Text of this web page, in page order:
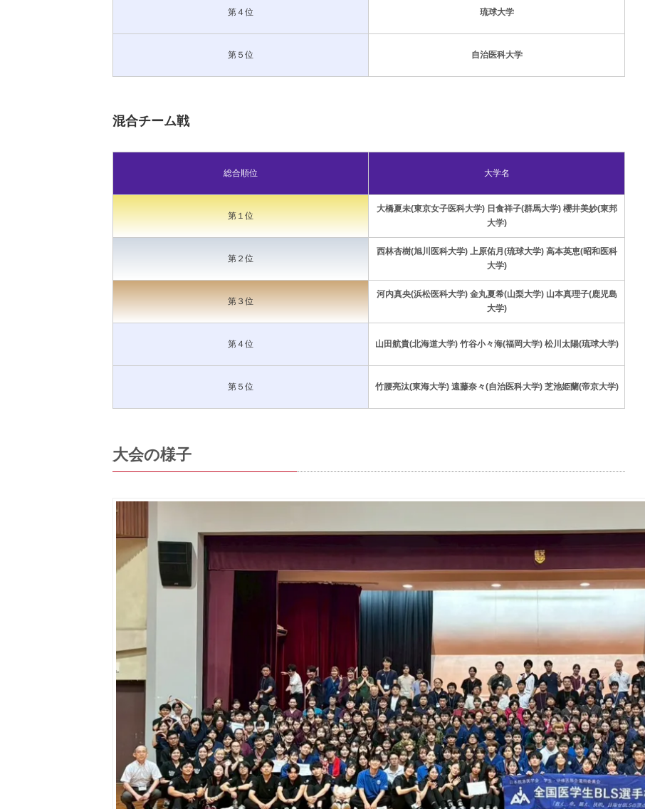
第４位 琉球大学
第５位 自治医科大学
混合チーム戦
総合順位 大学名
第１位
大橋夏未(東京女子医科大学) 日食祥子(群馬大学) 櫻井美妙(東邦
大学)
第２位
西林杏樹(旭川医科大学) 上原佑月(琉球大学) 高本英恵(昭和医科
大学)
第３位
河内真央(浜松医科大学) 金丸夏希(山梨大学) 山本真理子(鹿児島
大学)
第４位 山田航貴(北海道大学) 竹谷小々海(福岡大学) 松川太陽(琉球大学)
第５位 竹腰亮汰(東海大学) 遠藤奈々(自治医科大学) 芝池姫蘭(帝京大学)
大会の様子